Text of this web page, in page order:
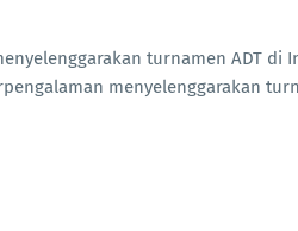
turnamen ADT di
menyelenggarakan